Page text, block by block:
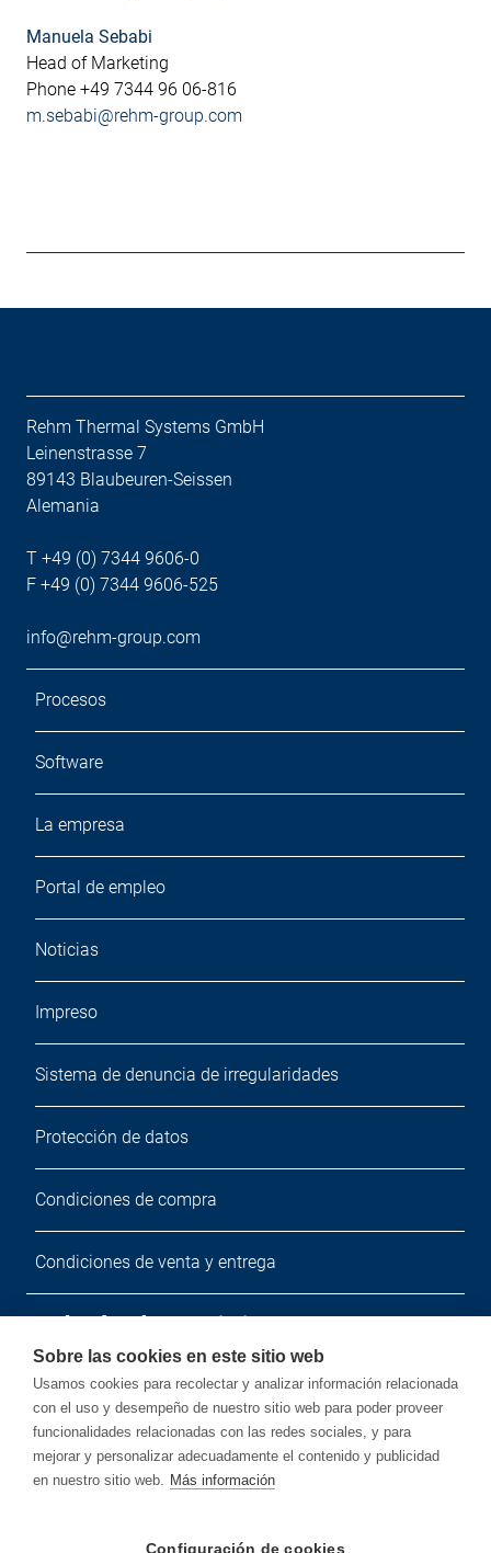
Manuela Sebabi
Head of Marketing
Phone +49 7344 96 06-816
m.sebabi@rehm-group.com
Rehm Thermal Systems GmbH
Leinenstrasse 7
89143 Blaubeuren-Seissen
Alemania
T +49 (0) 7344 9606-0
F +49 (0) 7344 9606-525
info@rehm-group.com
Procesos
Software
La empresa
Portal de empleo
Noticias
Impreso
Sistema de denuncia de irregularidades
Protección de datos
Condiciones de compra
Condiciones de venta y entrega
Boletín de noticias
Suscríbete a nuestro boletín de noticias gratuito.
Sobre las cookies en este sitio web
Usamos cookies para recolectar y analizar información relacionada
con el uso y desempeño de nuestro sitio web para poder proveer
funcionalidades relacionadas con las redes sociales, y para
mejorar y personalizar adecuadamente el contenido y publicidad
en nuestro sitio web. Más información
Configuración de cookies